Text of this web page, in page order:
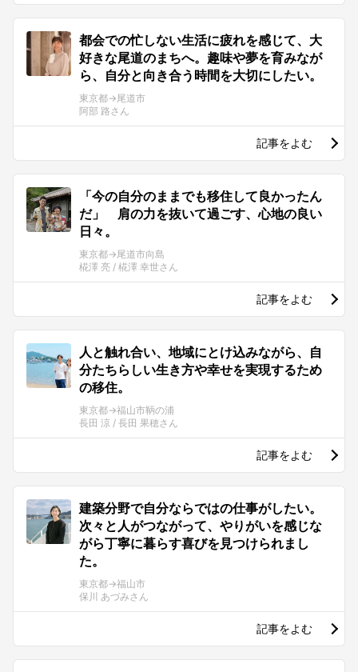
都会での忙しない生活に疲れを感じて、大
好きな尾道のまちへ。趣味や夢を育みなが
ら、自分と向き合う時間を大切にしたい。
東京都→尾道市
阿部 路さん
記事をよむ
「今の自分のままでも移住して良かったん
だ」 肩の力を抜いて過ごす、心地の良い
日々。
東京都→尾道市向島
椛澤 亮 / 椛澤 幸世さん
記事をよむ
人と触れ合い、地域にとけ込みながら、自
分たちらしい生き方や幸せを実現するため
の移住。
東京都→福山市鞆の浦
長田 涼 / 長田 果穂さん
記事をよむ
建築分野で自分ならではの仕事がしたい。
次々と人がつながって、やりがいを感じな
がら丁寧に暮らす喜びを見つけられまし
た。
東京都→福山市
保川 あづみさん
記事をよむ